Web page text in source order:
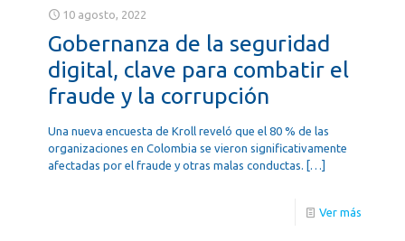
10 agosto, 2022
Gobernanza de la seguridad
digital, clave para combatir el
fraude y la corrupción
Una nueva encuesta de Kroll reveló que el 80 % de las
organizaciones en Colombia se vieron significativamente
afectadas por el fraude y otras malas conductas. […]
Ver más